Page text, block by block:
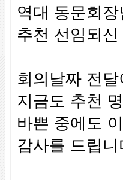
역대 동문회
추천 선임되
회의날짜 전
지금도 추천
바쁜 중에도
감사를 드립니